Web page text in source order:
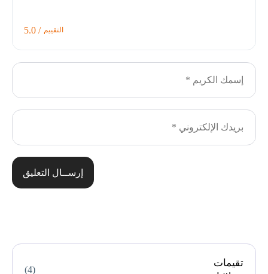
التقييم / 5.0
إرســال التعليق
تقيمات
(4)